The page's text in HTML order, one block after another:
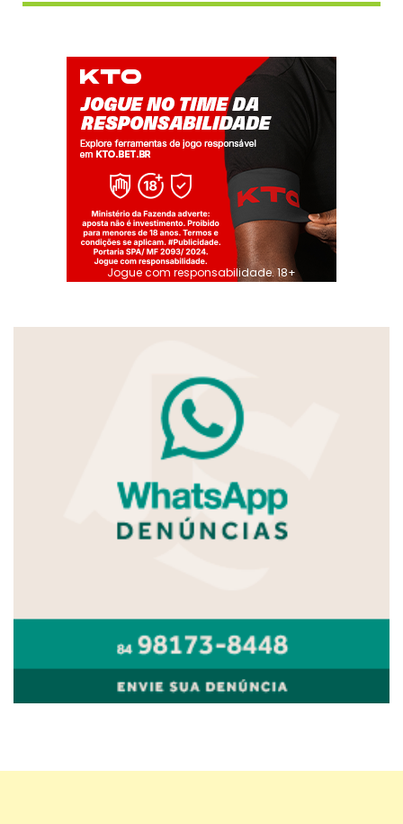
Jogue com responsabilidade. 18+